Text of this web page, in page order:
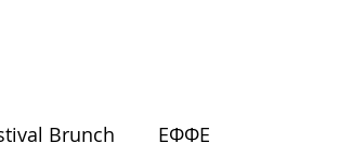
Brunch ЕФФЕ